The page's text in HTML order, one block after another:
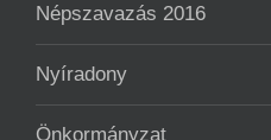
Népszavazás 2016
Nyíradony
Önkormányzat